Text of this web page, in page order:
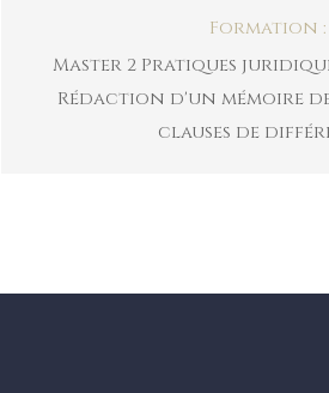
Formation :
Master 2 Pratiques
Rédaction d'un mémoire
clauses de